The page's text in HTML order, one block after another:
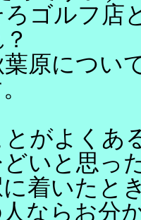
ろゴルフ店
原につい
がよくあ
いと思っ
着いたと
ならお分